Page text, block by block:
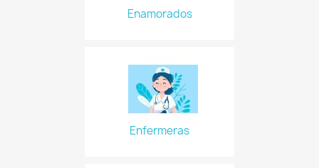
Enamorados
Enfermeras